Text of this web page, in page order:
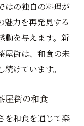
はの独自の料理が
魅力を再発見する
動を与えます。新
屋街は、和食の未
けています。
屋街の和食
を和食を通じて楽